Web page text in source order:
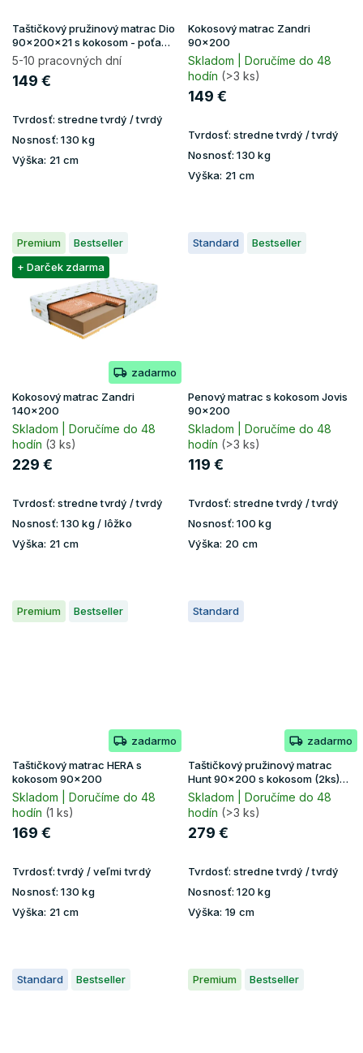
u
k
t
o
Taštičkový pružinový matrac Dio
90x200x21 s kokosom - poťah
Gold
5-10 pracovných dní
149 €
Tvrdosť: stredne tvrdý / tvrdý
Nosnosť: 130 kg
Výška: 21 cm
Kokosový matrac Zandri
90x200
Skladom | Doručíme do 48
hodín (>3 ks)
149 €
Tvrdosť: stredne tvrdý / tvrdý
Nosnosť: 130 kg
Výška: 21 cm
Premium
Bestseller
+ Darček zdarma
zadarmo
Kokosový matrac Zandri
140x200
Skladom | Doručíme do 48
hodín (3 ks)
229 €
Tvrdosť: stredne tvrdý / tvrdý
Nosnosť: 130 kg / lôžko
Výška: 21 cm
Standard Bestseller
Penový matrac s kokosom Jovis
90x200
Skladom | Doručíme do 48
hodín (>3 ks)
119 €
Tvrdosť: stredne tvrdý / tvrdý
Nosnosť: 100 kg
Výška: 20 cm
Premium Bestseller
zadarmo
Taštičkový matrac HERA s
kokosom 90x200
Skladom | Doručíme do 48
hodín (1 ks)
169 €
Tvrdosť:tvrdý / veľmi tvrdý
Nosnosť: 130 kg
Výška: 21 cm
Standard
zadarmo
Taštičkový pružinový matrac
Hunt 90x200 s kokosom (2ks)
1+1
Skladom | Doručíme do 48
hodín (>3 ks)
279 €
Tvrdosť: stredne tvrdý / tvrdý
Nosnosť: 120 kg
Výška: 19 cm
Standard Bestseller Premium Bestseller